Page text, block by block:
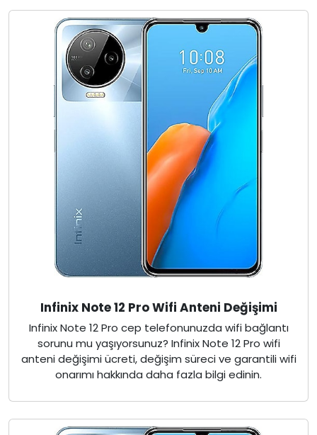
Infinix Note 12 Pro Wifi Anteni Değişimi
Infinix Note 12 Pro cep telefonunuzda wifi bağlantı
sorunu mu yaşıyorsunuz? Infinix Note 12 Pro wifi
anteni değişimi ücreti, değişim süreci ve garantili wifi
onarımı hakkında daha fazla bilgi edinin.